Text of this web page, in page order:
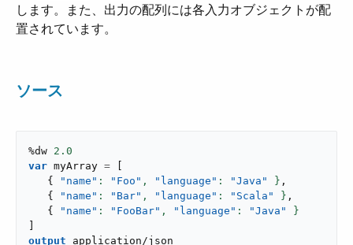
します。また、出力の配列には各入力オブジェクトが配
置されています。
ソース
%dw 2.0
var myArray =
{
"name" : "Foo" , "language" : "Java" } ,
{
"name" : "Bar" , "language" : "Scala" } ,
{
"name" : "FooBar" , "language" : "Java"
}
output
application/json